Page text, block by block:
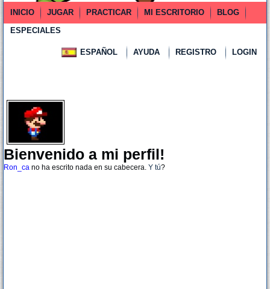
INICIO JUGAR PRACTICAR MI ESCRITORIO
BLOG
ESPECIALES
ESPAÑOL AYUDA REGISTRO LOGIN
Bienvenido a mi perfil!
Ron_ca no ha escrito nada en su cabecera. Y tú?